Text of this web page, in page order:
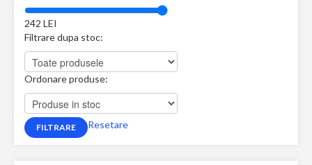
242 LEI
Filtrare dupa stoc:
Ordonare produse:
Resetare